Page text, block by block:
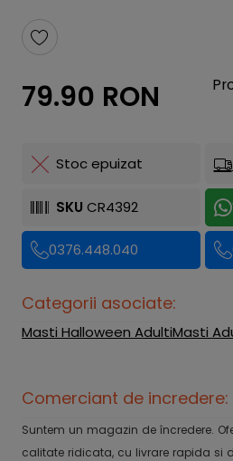
79.90 RON
Stoc epuizat
SKU CR4392
0376.448.040
Categorii asociate:
Masti Halloween AdultiMasti
Comerciant de incredere:
Suntem un magazin de încredere.
calitate ridicata, cu livrare rapida si